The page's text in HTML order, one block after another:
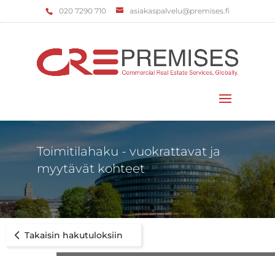
‌020 7290 710 asiakaspalvelu@premises.fi
Toimitilahaku - vuokrattavat ja
myytävät kohteet
Takaisin hakutuloksiin